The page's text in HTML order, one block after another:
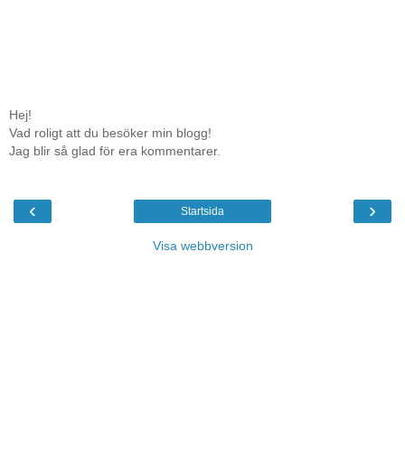
Hej!
Vad roligt att du besöker min blogg!
Jag blir så glad för era kommentarer.
‹ ›
Startsida
Visa webbversion